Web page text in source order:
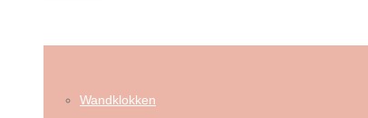
Wandklokken